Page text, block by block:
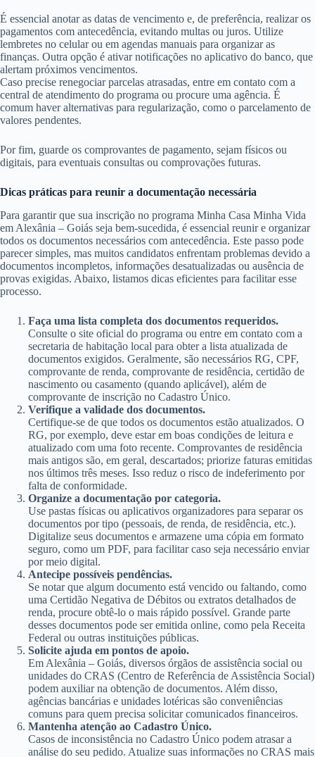
É essencial anotar as datas de vencimento e, de preferência, realizar os
pagamentos com antecedência, evitando multas ou juros. Utilize
lembretes no celular ou em agendas manuais para organizar as
finanças. Outra opção é ativar notificações no aplicativo do banco, que
alertam próximos vencimentos.
Caso precise renegociar parcelas atrasadas, entre em contato com a
central de atendimento do programa ou procure uma agência. É
comum haver alternativas para regularização, como o parcelamento de
valores pendentes.
Por fim, guarde os comprovantes de pagamento, sejam físicos ou
digitais, para eventuais consultas ou comprovações futuras.
Dicas práticas para reunir a documentação necessária
Para garantir que sua inscrição no programa Minha Casa Minha Vida
em Alexânia – Goiás seja bem-sucedida, é essencial reunir e organizar
todos os documentos necessários com antecedência. Este passo pode
parecer simples, mas muitos candidatos enfrentam problemas devido a
documentos incompletos, informações desatualizadas ou ausência de
provas exigidas. Abaixo, listamos dicas eficientes para facilitar esse
processo.
Faça uma lista completa dos documentos requeridos.
Consulte o site oficial do programa ou entre em contato com a
secretaria de habitação local para obter a lista atualizada de
documentos exigidos. Geralmente, são necessários RG, CPF,
comprovante de renda, comprovante de residência, certidão de
nascimento ou casamento (quando aplicável), além de
comprovante de inscrição no Cadastro Único.
Verifique a validade dos documentos.
Certifique-se de que todos os documentos estão atualizados. O
RG, por exemplo, deve estar em boas condições de leitura e
atualizado com uma foto recente. Comprovantes de residência
mais antigos são, em geral, descartados; priorize faturas emitidas
nos últimos três meses. Isso reduz o risco de indeferimento por
falta de conformidade.
Organize a documentação por categoria.
Use pastas físicas ou aplicativos organizadores para separar os
documentos por tipo (pessoais, de renda, de residência, etc.).
Digitalize seus documentos e armazene uma cópia em formato
seguro, como um PDF, para facilitar caso seja necessário enviar
por meio digital.
Antecipe possíveis pendências.
Se notar que algum documento está vencido ou faltando, como
uma Certidão Negativa de Débitos ou extratos detalhados de
renda, procure obtê-lo o mais rápido possível. Grande parte
desses documentos pode ser emitida online, como pela Receita
Federal ou outras instituições públicas.
Solicite ajuda em pontos de apoio.
Em Alexânia – Goiás, diversos órgãos de assistência social ou
unidades do CRAS (Centro de Referência de Assistência Social)
podem auxiliar na obtenção de documentos. Além disso,
agências bancárias e unidades lotéricas são conveniências
comuns para quem precisa solicitar comunicados financeiros.
Mantenha atenção ao Cadastro Único.
Casos de inconsistência no Cadastro Único podem atrasar a
análise do seu pedido. Atualize suas informações no CRAS mais